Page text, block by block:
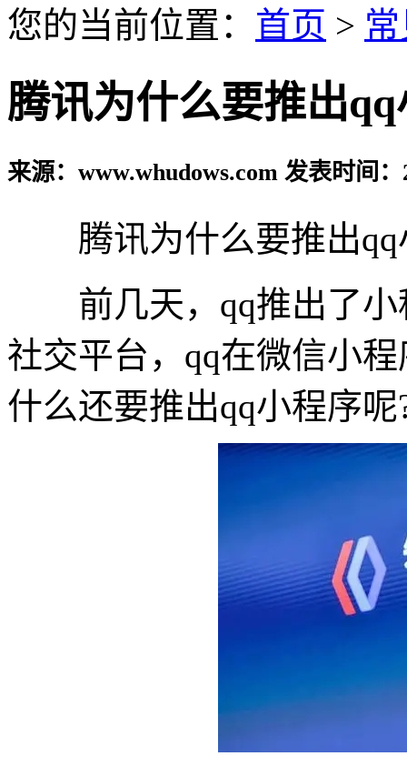
您的当前位置： 首页 >
腾讯为什么要推出
来源：www.whudows.com 发表时间：
腾讯为什么要推出qq
前几天，qq推出了小
社交平台，qq在微信小
什么还要推出qq小程序呢